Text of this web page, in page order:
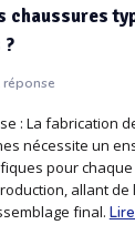
chaussures
?
réponse
: La fabrication
nécessite un
pour
allant de
final.